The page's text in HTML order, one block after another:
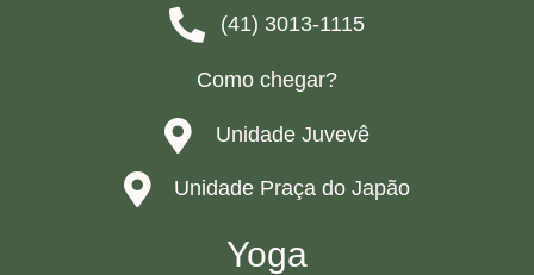
(41) 3013-1115
Como chegar?
Unidade Juvevê
Unidade Praça do Japão
Yoga